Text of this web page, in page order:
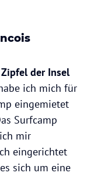
der Insel
ich mich für
eingemietet
Surfcamp
mir
eingerichtet
sich um eine